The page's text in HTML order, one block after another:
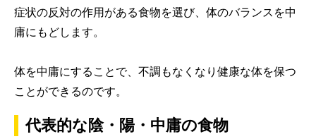
症状の反対の作用がある食物を選び、体のバランスを中
庸にもどします。
体を中庸にすることで、不調もなくなり健康な体を保つ
ことができるのです。
代表的な陰・陽・中庸の食物